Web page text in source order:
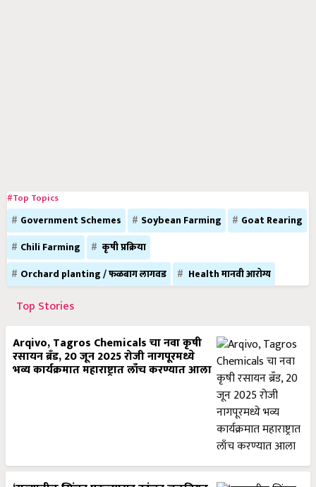
#Top Topics
Government Schemes Soybean Farming
Goat Rearing
Chili Farming
कृषी प्रक्रिया
Orchard planting / फळबाग लागवड
Health मानवी आरोग्य
Top Stories
Arqivo, Tagros Chemicals चा नवा कृषी
रसायन ब्रँड, 20 जून 2025 रोजी नागपूरमध्ये
भव्य कार्यक्रमात महाराष्ट्रात लाँच करण्यात आला